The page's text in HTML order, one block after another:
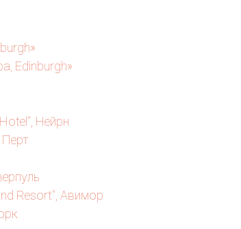
Edinburgh»
Нейрн
Перт
Resort", Авимор